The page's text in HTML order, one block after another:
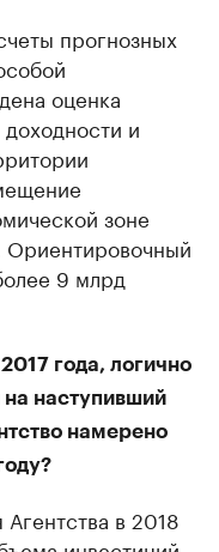
прогнозных
оценка
доходности и
зоне
Ориентировочный
9 млрд
года, логично
на наступивший
намерено
в 2018